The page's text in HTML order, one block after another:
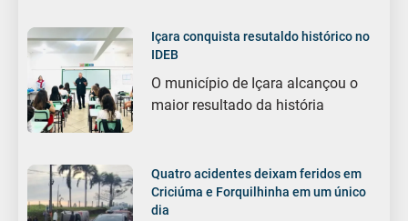
Içara conquista resutaldo histórico no
IDEB
O município de Içara alcançou o
maior resultado da história
Quatro acidentes deixam feridos em
Criciúma e Forquilhinha em um único
dia